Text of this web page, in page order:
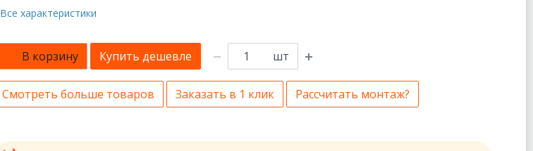
Все характеристики
В корзину Купить дешевле шт
Смотреть больше товаров Заказать в 1 клик Рассчитать монтаж?